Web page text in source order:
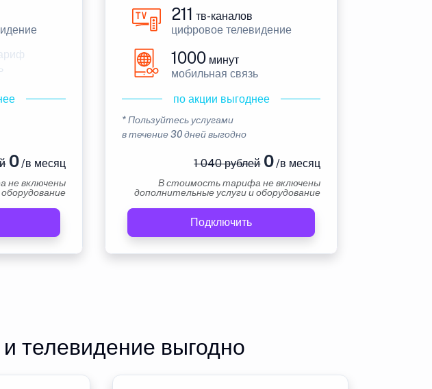
0/в месяц
не включены
211 тв-каналов
цифровое телевидение
1000 минут
мобильная связь
по акции выгоднее
* Пользуйтесь услугами
в течение 30 дней выгодно
1 040 рублей0/в месяц
В стоимость тарифа не включены
дополнительные услуги и оборудование
Подключить
телевидение выгодно